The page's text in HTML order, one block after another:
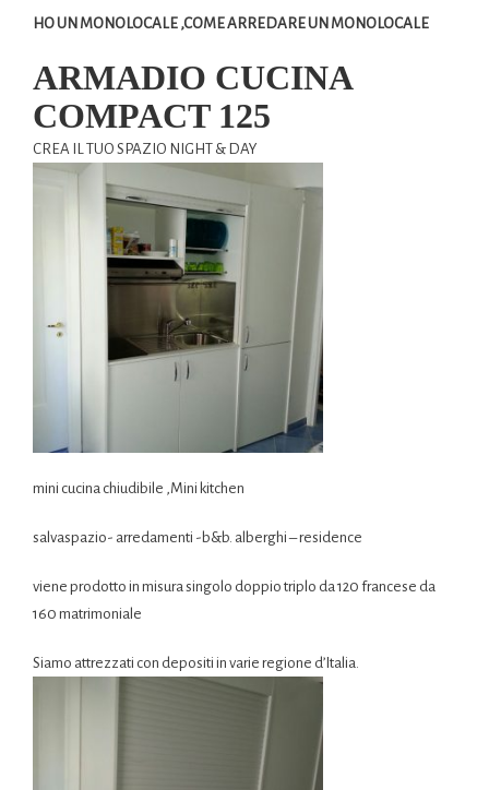
HO UN MONOLOCALE ,COME ARREDARE UN MONOLOCALE
ARMADIO CUCINA
COMPACT 125
CREA IL TUO SPAZIO NIGHT & DAY
mini cucina chiudibile ,Mini kitchen
salvaspazio- arredamenti -b&b. alberghi – residence
viene prodotto in misura singolo doppio triplo da 120 francese da
160 matrimoniale
Siamo attrezzati con depositi in varie regione d’Italia.